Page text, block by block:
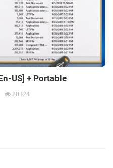
US] + Portable
20324